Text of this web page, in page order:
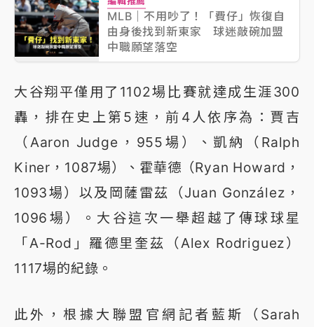
MLB｜不用吵了！「費仔」恢復自
由身後找到新東家 球迷敲碗加盟
中職願望落空
大谷翔平僅用了1102場比賽就達成生涯300
轟，排在史上第5速，前4人依序為：賈吉
（Aaron Judge，955場）、凱納（Ralph
Kiner，1087場）、霍華德（Ryan Howard，
1093場）以及岡薩雷茲（Juan González，
1096場）。大谷這次一舉超越了傳球球星
「A-Rod」羅德里奎茲（Alex Rodriguez）
1117場的紀錄。
此外，根據大聯盟官網記者藍斯（Sarah